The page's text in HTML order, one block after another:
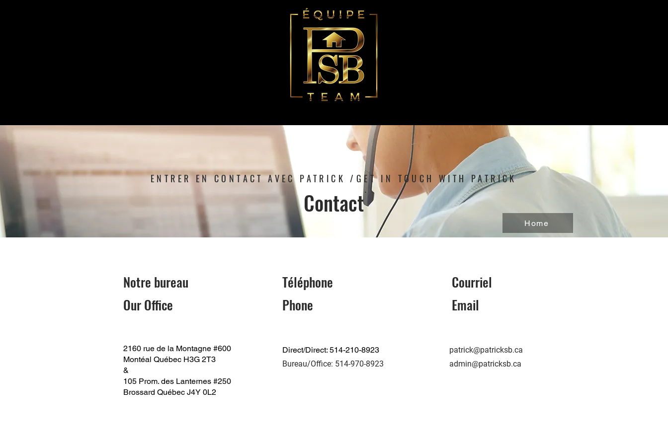
ENTRER EN CONTACT AVEC PATRICK /GET IN TOUCH WITH PATRICK
Contact
Home
Notre bureau
Our Office
2160 rue de la Montagne #600
Montéal Québec H3G 2T3
&
105 Prom. des Lanternes #250
Brossard Québec J4Y 0L2
Téléphone
Phone
Direct/Direct: 514-210-8923
Bureau/Office: 514-970-8923
Courriel
Email
patrick@patricksb.ca
admin@patricksb.ca